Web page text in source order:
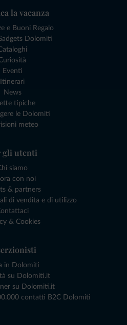
la vacanza
e Buoni Regalo
Dolomiti
Eventi
Itinerari
News
tipiche
le Dolomiti
meteo
gli utenti
siamo
con noi
& partners
di vendita e di utilizzo
& Cookies
in Dolomiti
su Dolomiti.it
su Dolomiti.it
contatti B2C Dolomiti